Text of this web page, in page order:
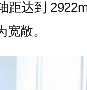
距达到
敞。